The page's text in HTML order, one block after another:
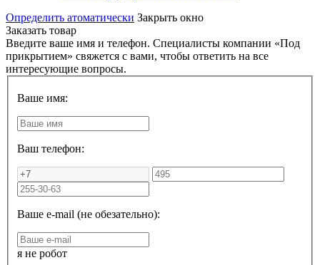
Определить атоматически Закрыть окно
Заказать товар
Введите ваше имя и телефон. Специалисты компании «Под
прикрытием» свяжется с вами, чтобы ответить на все
интересующие вопросы.
Ваше имя:
Ваш телефон:
Ваше e-mail (не обезательно):
я не робот